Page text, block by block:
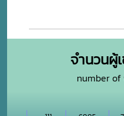
จำนวนผู้
number of